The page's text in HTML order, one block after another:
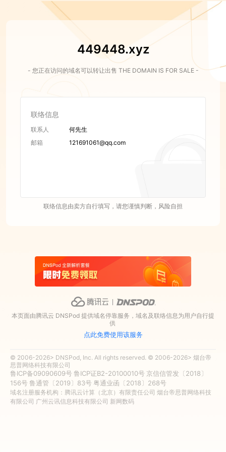
449448.xyz
- 您正在访问的域名可以转让出售 THE DOMAIN IS FOR SALE -
联络信息
联系人
何先生
邮箱
121691061@qq.com
联络信息由卖方自行填写，请您谨慎判断，风险自担
本页面由腾讯云 DNSPod 提供域名停靠服务，域名及联络信息为用户自行提
供
点此免费使用该服务
© 2006-2026> DNSPod, Inc. All rights reserved. © 2006-2026> 烟台帝
思普网络科技有限公司
鲁ICP备09090609号 鲁ICP证B2-20100010号 京信信管发〔2018〕
156号 鲁通管〔2019〕83号 粤通业函〔2018〕268号
域名注册服务机构：腾讯云计算（北京）有限责任公司 烟台帝思普网络科技
有限公司 广州云讯信息科技有限公司 新网数码